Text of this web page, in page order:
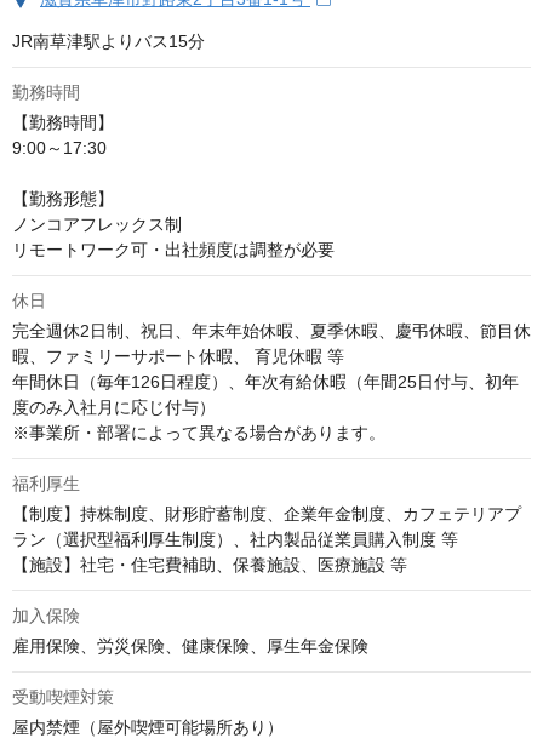
JR南草津駅よりバス15分
勤務時間
【勤務時間】
9:00～17:30
【勤務形態】
ノンコアフレックス制
リモートワーク可・出社頻度は調整が必要
休日
完全週休2日制、祝日、年末年始休暇、夏季休暇、慶弔休暇、節目休
暇、ファミリーサポート休暇、 育児休暇 等
年間休日（毎年126日程度）、年次有給休暇（年間25日付与、初年
度のみ入社月に応じ付与）
※事業所・部署によって異なる場合があります。
福利厚生
【制度】持株制度、財形貯蓄制度、企業年金制度、カフェテリアプ
ラン（選択型福利厚生制度）、社内製品従業員購入制度 等
【施設】社宅・住宅費補助、保養施設、医療施設 等
加入保険
雇用保険、労災保険、健康保険、厚生年金保険
受動喫煙対策
屋内禁煙（屋外喫煙可能場所あり）